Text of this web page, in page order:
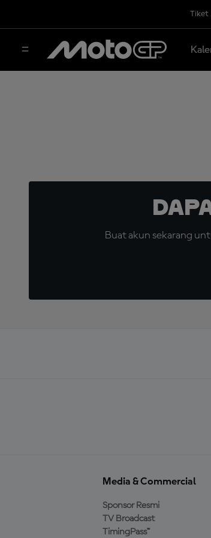
Tiket
Buat akun sekarang
Media & Commercial
Sponsor Resmi
TV Broadcast
TimingPass™